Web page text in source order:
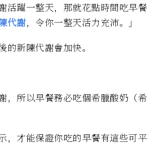
活躍一整天，那就花點時間吃早餐
代謝，令你一整天活力充沛。」
新陳代謝會加快。
，所以早餐務必吃個希臘酸奶（希
，才能保證你吃的早餐有這些可平